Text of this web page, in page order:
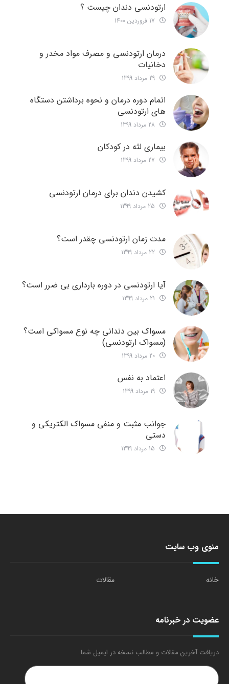
ارتودنسی دندان چیست ؟
درمان ارتودنسی و مصرف مواد مخدر و
دخانیات
اتمام دوره درمان و نحوه برداشتن دستگاه
های ارتودنسی
بیماری لثه در کودکان
کشیدن دندان برای درمان ارتودنسی
مدت زمان ارتودنسی چقدر است؟
آیا ارتودنسی در دوره بارداری بی ضرر است؟
مسواک بین دندانی چه نوع مسواکی است؟
(مسواک ارتودنسی)
اعتماد به نفس
جوانب مثبت و منفی مسواک الکتریکی و
دستی
منوی وب سایت
خانه مقالات
عضویت در خبرنامه
دریافت آخرین مقالات و مطالب نسخه در ایمیل شما